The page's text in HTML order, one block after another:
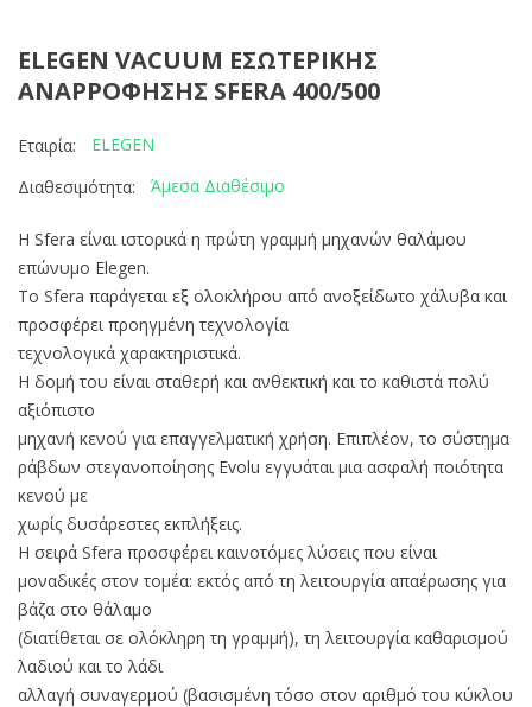
ELEGEN VACUUM ΕΣΩΤΕΡΙΚΗΣ
ΑΝΑΡΡΟΦΗΣΗΣ SFERA 400/500
Εταιρία:
ELEGEN
Διαθεσιμότητα:
Άμεσα Διαθέσιμο
Η Sfera είναι ιστορικά η πρώτη γραμμή μηχανών θαλάμου
επώνυμο Elegen.
Το Sfera παράγεται εξ ολοκλήρου από ανοξείδωτο χάλυβα και
προσφέρει προηγμένη τεχνολογία
τεχνολογικά χαρακτηριστικά.
Η δομή του είναι σταθερή και ανθεκτική και το καθιστά πολύ
αξιόπιστο
μηχανή κενού για επαγγελματική χρήση. Επιπλέον, το σύστημα
ράβδων στεγανοποίησης Evolu εγγυάται μια ασφαλή ποιότητα
κενού με
χωρίς δυσάρεστες εκπλήξεις.
Η σειρά Sfera προσφέρει καινοτόμες λύσεις που είναι
μοναδικές στον τομέα: εκτός από τη λειτουργία απαέρωσης για
βάζα στο θάλαμο
(διατίθεται σε ολόκληρη τη γραμμή), τη λειτουργία καθαρισμού
λαδιού και το λάδι
αλλαγή συναγερμού (βασισμένη τόσο στον αριθμό του κύκλου